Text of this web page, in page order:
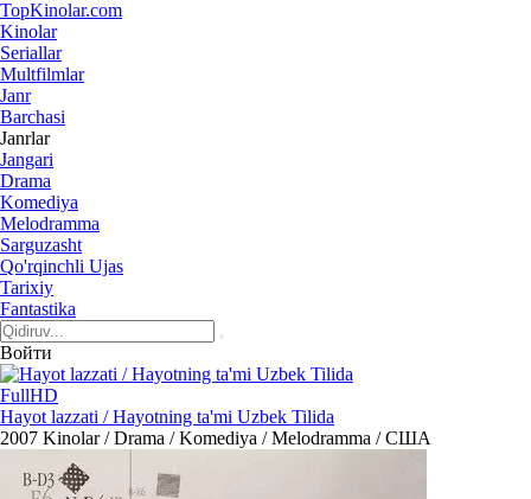
TopKinolar.com
Kinolar
Seriallar
Multfilmlar
Janr
Barchasi
Janrlar
Jangari
Drama
Komediya
Melodramma
Sarguzasht
Qo'rqinchli Ujas
Tarixiy
Fantastika
Войти
FullHD
Hayot lazzati / Hayotning ta'mi Uzbek Tilida
2007 Kinolar / Drama / Komediya / Melodramma / США